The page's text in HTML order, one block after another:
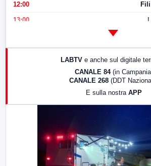
12:00
13:00
LABTV e anche sul digitale
CANALE 84 (in
CANALE 268 (DDT
E sulla nostra APP